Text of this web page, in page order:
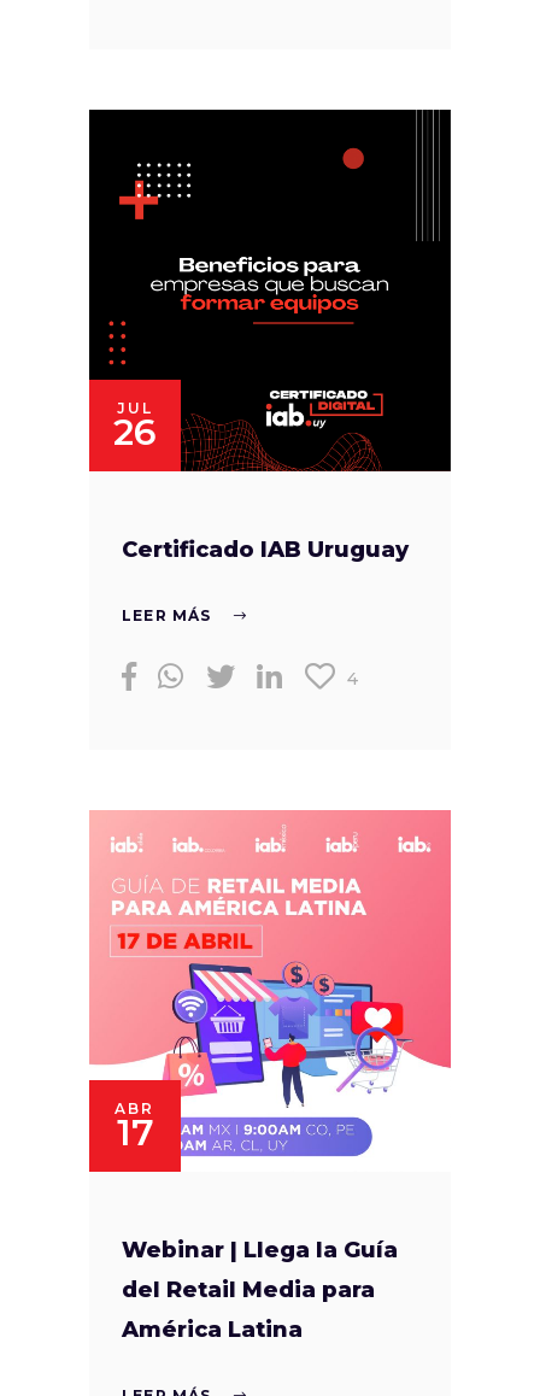
JUL
26
Certificado IAB Uruguay
LEER MÁS
4
ABR
17
Webinar | Llega la Guía
del Retail Media para
América Latina